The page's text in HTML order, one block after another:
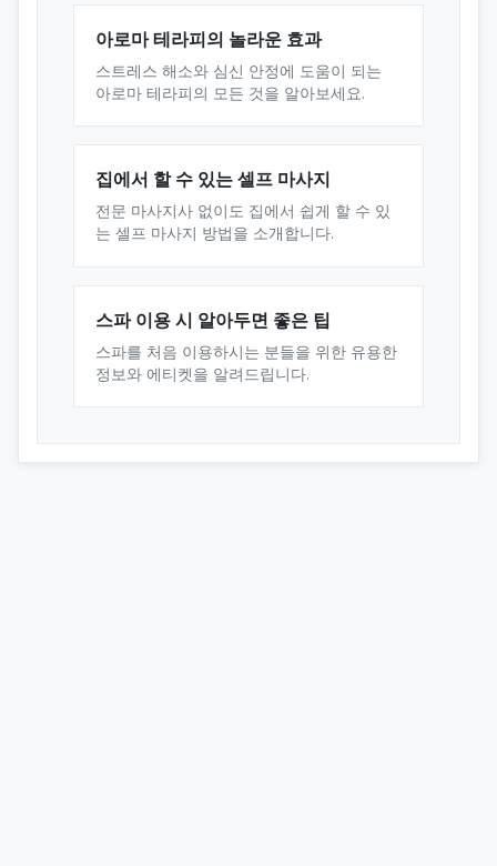
아로마 테라피의 놀라운 효과
스트레스 해소와 심신 안정에 도움이 되는
아로마 테라피의 모든 것을 알아보세요.
집에서 할 수 있는 셀프 마사지
전문 마사지사 없이도 집에서 쉽게 할 수 있
는 셀프 마사지 방법을 소개합니다.
스파 이용 시 알아두면 좋은 팁
스파를 처음 이용하시는 분들을 위한 유용한
정보와 에티켓을 알려드립니다.